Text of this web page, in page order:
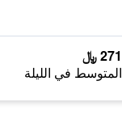
271 ﷼
المتوسط في الليلة